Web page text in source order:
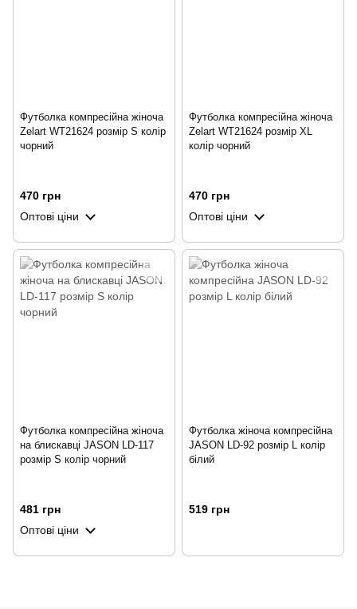
Футболка компресійна жіноча
Zelart WT21624 розмір S колір
чорний
470 грн
Оптові ціни
Футболка компресійна жіноча
Zelart WT21624 розмір XL
колір чорний
470 грн
Оптові ціни
Футболка компресійна жіноча
на блискавці JASON LD-117
розмір S колір чорний
481 грн
Оптові ціни
Футболка жіноча компресійна
JASON LD-92 розмір L колір
білий
519 грн